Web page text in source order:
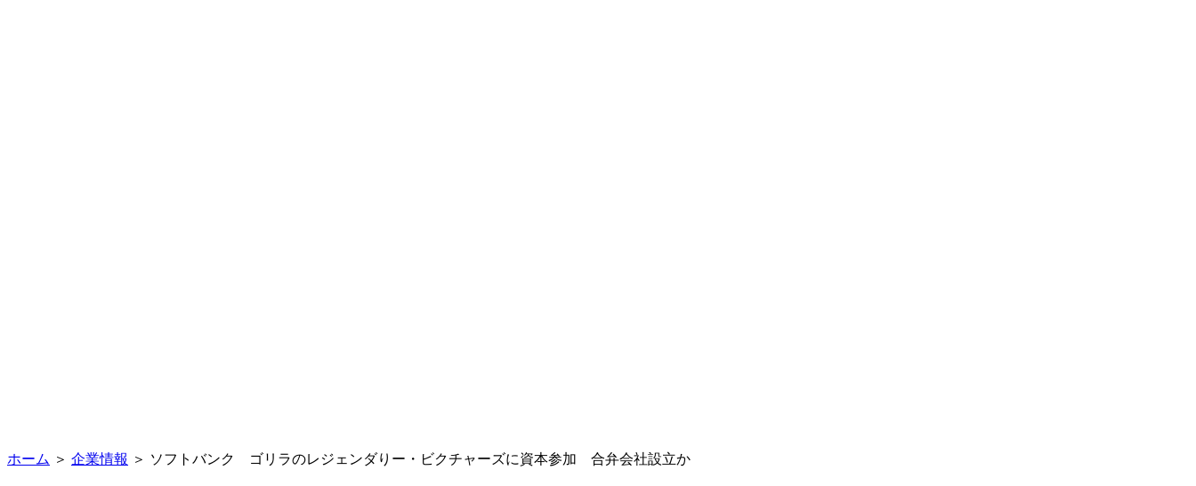
ホーム ＞ 企業情報 ＞ ソフトバンク ゴリラのレジェンダりー・ビクチャーズに資本参加 合弁会社設立か